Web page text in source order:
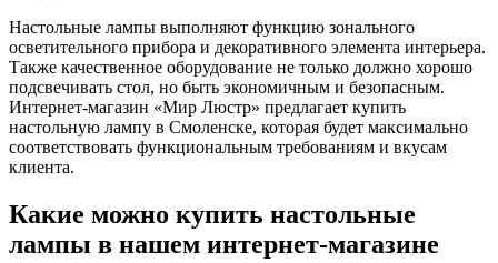
Настольные лампы выполняют функцию зонального
осветительного прибора и декоративного элемента интерьера.
Также качественное оборудование не только должно хорошо
подсвечивать стол, но быть экономичным и безопасным.
Интернет-магазин «Мир Люстр» предлагает купить
настольную лампу в Смоленске, которая будет максимально
соответствовать функциональным требованиям и вкусам
клиента.
Какие можно купить настольные
лампы в нашем интернет-магазине